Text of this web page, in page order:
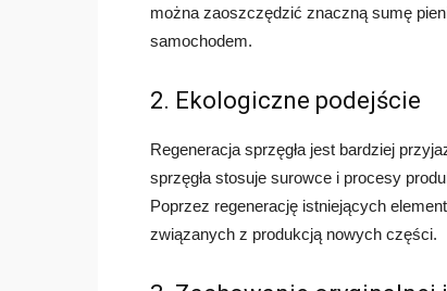
można zaoszczędzić znaczną sumę
samochodem.
2. Ekologiczne podejście
Regeneracja sprzęgła jest bardziej
sprzęgła stosuje surowce i procesy
Poprzez regenerację istniejących
związanych z produkcją nowych części.